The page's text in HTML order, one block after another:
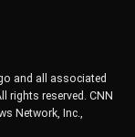
and all associated
rights reserved. CNN
Network, Inc.,